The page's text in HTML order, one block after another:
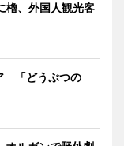
、外国人観光客
「どうぶつの